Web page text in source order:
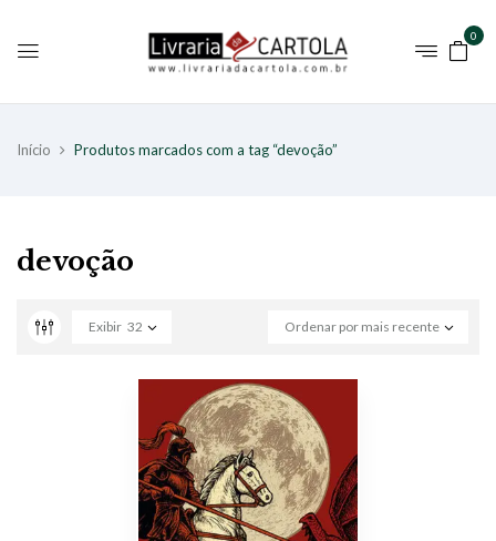
0
Início Produtos marcados com a tag “devoção”
devoção
Ordenar por mais recente
Exibir 32